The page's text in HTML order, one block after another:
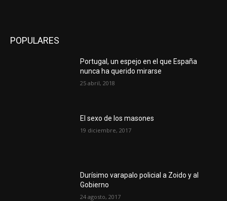
POPULARES
Portugal, un espejo en el que España
nunca ha querido mirarse
25 abril, 2018
El sexo de los masones
19 diciembre, 2017
Durísimo varapalo policial a Zoido y al
Gobierno
24 agosto, 2017